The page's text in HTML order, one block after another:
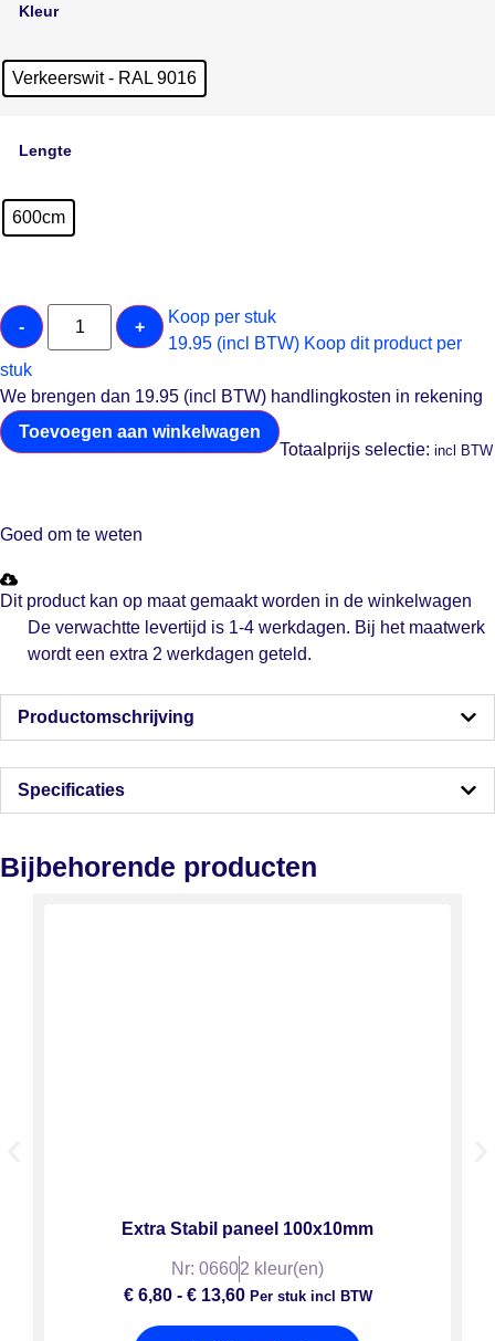
Kleur
Verkeerswit - RAL 9016
Lengte
600cm
- +
Koop per stuk
19.95 (incl BTW) Koop dit product per
stuk
We brengen dan 19.95 (incl BTW) handlingkosten in rekening
Toevoegen aan winkelwagen
Totaalprijs selectie: incl BTW
Goed om te weten
Dit product kan op maat gemaakt worden in de winkelwagen
De verwachtte levertijd is 1-4 werkdagen. Bij het maatwerk
wordt een extra 2 werkdagen geteld.
Productomschrijving
Specificaties
Bijbehorende producten
Extra Stabil paneel 100x10mm
Nr: 06602 kleur(en)
€6,80 - €13,60Per stuk incl BTW